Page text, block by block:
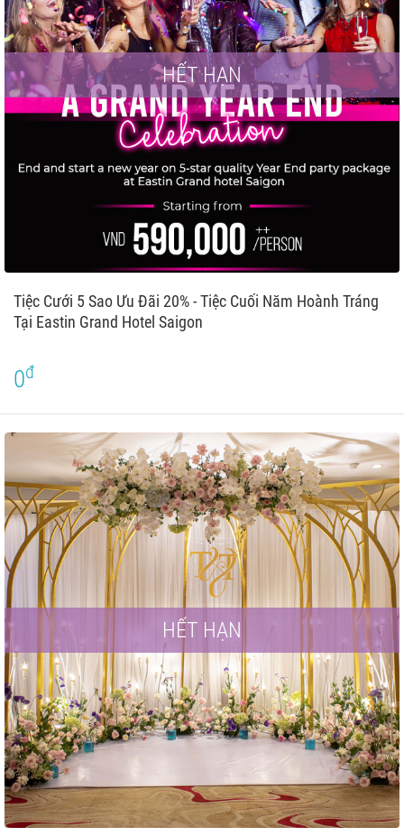
HẾT HẠN
Tiệc Cưới 5 Sao Ưu Đãi 20% - Tiệc Cuối Năm Hoành Tráng
Tại Eastin Grand Hotel Saigon
0đ
HẾT HẠN